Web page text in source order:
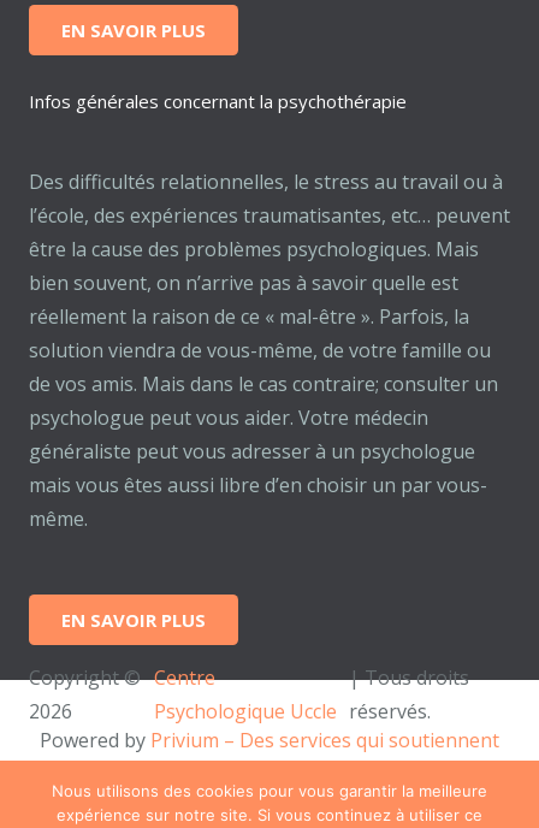
EN SAVOIR PLUS
Infos générales concernant la psychothérapie
Des difficultés relationnelles, le stress au travail ou à
l’école, des expériences traumatisantes, etc… peuvent
être la cause des problèmes psychologiques. Mais
bien souvent, on n’arrive pas à savoir quelle est
réellement la raison de ce « mal-être ». Parfois, la
solution viendra de vous-même, de votre famille ou
de vos amis. Mais dans le cas contraire; consulter un
psychologue peut vous aider. Votre médecin
généraliste peut vous adresser à un psychologue
mais vous êtes aussi libre d’en choisir un par vous-
même.
EN SAVOIR PLUS
Copyright ©
2026
Centre
Psychologique Uccle
| Tous droits
réservés.
Powered by Privium – Des services qui soutiennent
hypnotherapeutes.
Nous utilisons des cookies pour vous garantir la meilleure
expérience sur notre site. Si vous continuez à utiliser ce